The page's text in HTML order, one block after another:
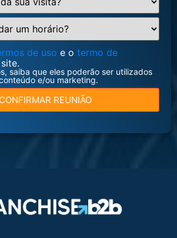
de uso e o termo de
saiba que eles poderão ser utilizados
e/ou marketing.
CONFIRMAR REUNIÃO